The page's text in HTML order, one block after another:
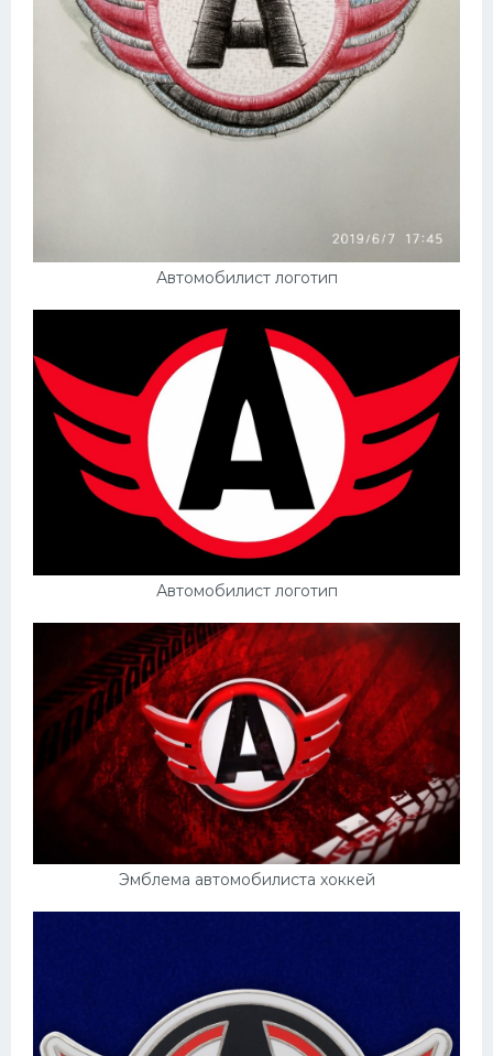
Автомобилист логотип
Автомобилист логотип
Эмблема автомобилиста хоккей